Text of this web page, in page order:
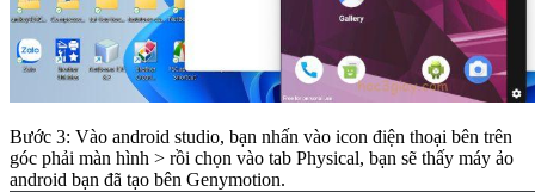
Bước 3: Vào android studio, bạn nhấn vào icon điện thoại bên trên
góc phải màn hình > rồi chọn vào tab Physical, bạn sẽ thấy máy ảo
android bạn đã tạo bên Genymotion.